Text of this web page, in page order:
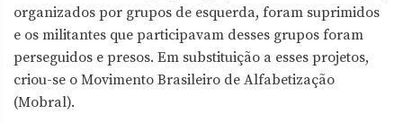
organizados por grupos de esquerda, foram suprimidos
e os militantes que participavam desses grupos foram
perseguidos e presos. Em substituição a esses projetos,
criou-se o Movimento Brasileiro de Alfabetização
(Mobral).